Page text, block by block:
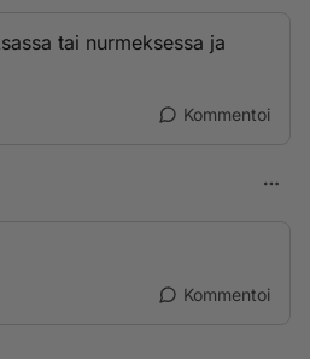
tai nurmeksessa ja
Kommentoi
Kommentoi